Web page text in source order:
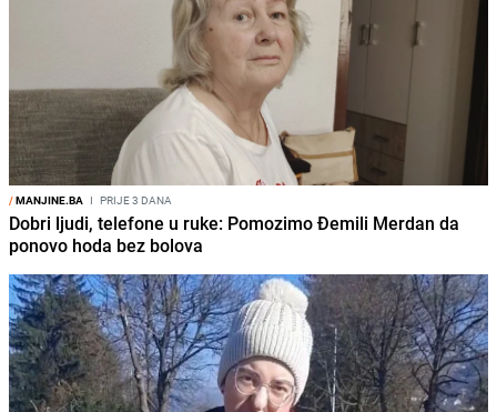
/MANJINE.BA I PRIJE 3 DANA
Dobri ljudi, telefone u ruke: Pomozimo Đemili Merdan da
ponovo hoda bez bolova